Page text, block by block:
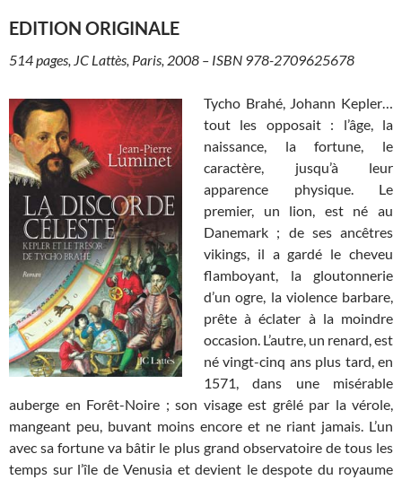
EDITION ORIGINALE
514 pages, JC Lattès, Paris, 2008 – ISBN 978-2709625678
Tycho Brahé, Johann Kepler…
tout les opposait : l’âge, la
naissance, la fortune, le
caractère, jusqu’à leur
apparence physique. Le
premier, un lion, est né au
Danemark ; de ses ancêtres
vikings, il a gardé le cheveu
flamboyant, la gloutonnerie
d’un ogre, la violence barbare,
prête à éclater à la moindre
occasion. L’autre, un renard, est
né vingt-cinq ans plus tard, en
1571, dans une misérable
auberge en Forêt-Noire ; son visage est grêlé par la vérole,
mangeant peu, buvant moins encore et ne riant jamais. L’un
avec sa fortune va bâtir le plus grand observatoire de tous les
temps sur l’île de Venusia et devient le despote du royaume